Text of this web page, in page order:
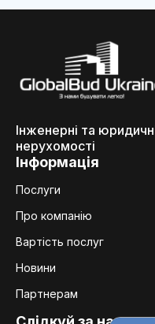
Інженерні та
нерухомості
Інформація
Послуги
Про компанію
Вартість послуг
Новини
Партнерам